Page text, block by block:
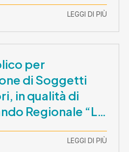
LEGGI DI PIÙ
per
di Soggetti
in qualità di
Regionale “La
dei Giovani 2026”
LEGGI DI PIÙ